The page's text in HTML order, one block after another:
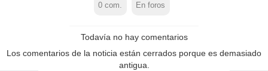
0 com. En foros
Todavía no hay comentarios
Los comentarios de la noticia están cerrados porque es demasiado
antigua.